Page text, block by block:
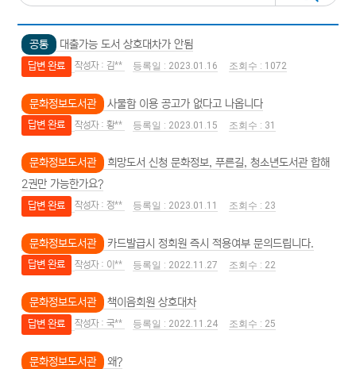
공통 대출가능 도서 상호대차가 안됨
답변 완료 김** 2023.01.16 1072
문화정보도서관 사물함 이용 공고가 없다고 나옵니다
답변 완료 황** 2023.01.15 31
문화정보도서관
희망도서 신청 문화정보, 푸른길, 청소년도서관 합해
2권만 가능한가요?
답변 완료 정** 2023.01.11 23
문화정보도서관 카드발급시 정회원 즉시 적용여부 문의드립니다.
답변 완료 이** 2022.11.27 22
문화정보도서관 책이음회원 상호대차
답변 완료 국** 2022.11.24 25
문화정보도서관 왜?